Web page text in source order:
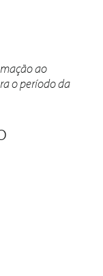
ao
o período da